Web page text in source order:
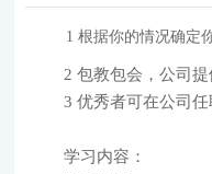
1 根据你的情况确定
2 包教包会，公司提
3 优秀者可在公司任
学习内容：